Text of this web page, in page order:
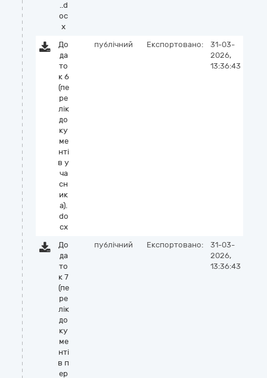
..d
oc
x
До
да
то
к 6
(пе
ре
лік
до
ку
ме
нті
в у
ча
сн
ик
а).
do
cx
публічний Експортовано:
31-03-
2026,
13:36:43
До
да
то
к 7
(пе
ре
лік
до
ку
ме
нті
в п
ер
публічний Експортовано:
31-03-
2026,
13:36:43